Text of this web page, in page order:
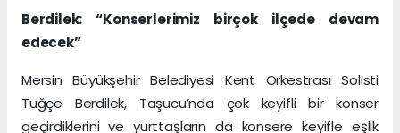
Berdilek: “Konserlerimiz birçok ilçede devam
edecek”
Mersin Büyükşehir Belediyesi Kent Orkestrası Solisti
Tuğçe Berdilek, Taşucu’nda çok keyifli bir konser
geçirdiklerini ve yurttaşların da konsere keyifle eşlik